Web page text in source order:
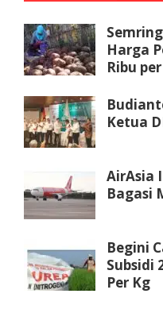
Harga
Ribu
Ketua
AirAsia
Bagasi
Begini
Subsidi
Per Kg